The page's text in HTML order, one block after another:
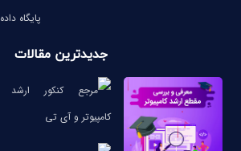
پایگاه داده
جدیدترین مقالات